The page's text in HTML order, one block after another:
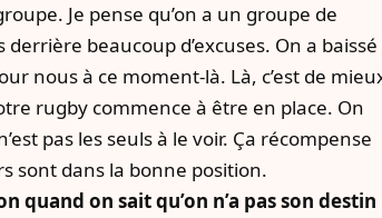
Je pense qu’on a un groupe de
derrière beaucoup d’excuses. On a baissé
nous à ce moment-là. Là, c’est de
rugby commence à être en place. On
pas les seuls à le voir. Ça récompense
sont dans la bonne position.
on sait qu’on n’a pas son destin